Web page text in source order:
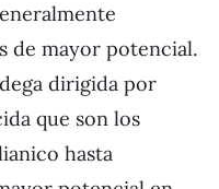
de mayor potencial.
dirigida por
que son los
hasta